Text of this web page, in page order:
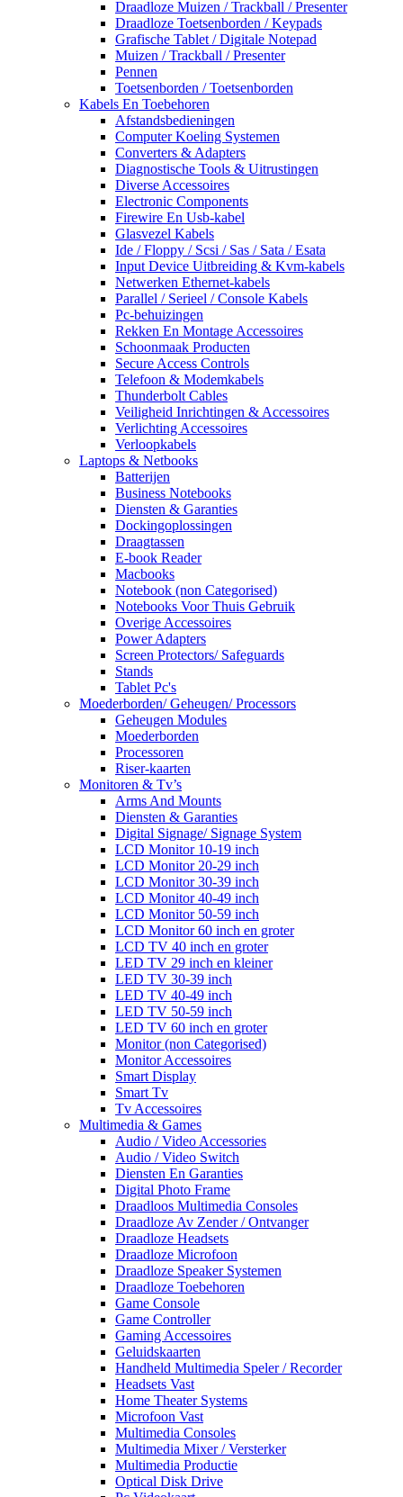
Draadloze Muizen / Trackball / Presenter
Draadloze Toetsenborden / Keypads
Grafische Tablet / Digitale Notepad
Muizen / Trackball / Presenter
Pennen
Toetsenborden / Toetsenborden
Kabels En Toebehoren
Afstandsbedieningen
Computer Koeling Systemen
Converters & Adapters
Diagnostische Tools & Uitrustingen
Diverse Accessoires
Electronic Components
Firewire En Usb-kabel
Glasvezel Kabels
Ide / Floppy / Scsi / Sas / Sata / Esata
Input Device Uitbreiding & Kvm-kabels
Netwerken Ethernet-kabels
Parallel / Serieel / Console Kabels
Pc-behuizingen
Rekken En Montage Accessoires
Schoonmaak Producten
Secure Access Controls
Telefoon & Modemkabels
Thunderbolt Cables
Veiligheid Inrichtingen & Accessoires
Verlichting Accessoires
Verloopkabels
Laptops & Netbooks
Batterijen
Business Notebooks
Diensten & Garanties
Dockingoplossingen
Draagtassen
E-book Reader
Macbooks
Notebook (non Categorised)
Notebooks Voor Thuis Gebruik
Overige Accessoires
Power Adapters
Screen Protectors/ Safeguards
Stands
Tablet Pc's
Moederborden/ Geheugen/ Processors
Geheugen Modules
Moederborden
Processoren
Riser-kaarten
Monitoren & Tv’s
Arms And Mounts
Diensten & Garanties
Digital Signage/ Signage System
LCD Monitor 10-19 inch
LCD Monitor 20-29 inch
LCD Monitor 30-39 inch
LCD Monitor 40-49 inch
LCD Monitor 50-59 inch
LCD Monitor 60 inch en groter
LCD TV 40 inch en groter
LED TV 29 inch en kleiner
LED TV 30-39 inch
LED TV 40-49 inch
LED TV 50-59 inch
LED TV 60 inch en groter
Monitor (non Categorised)
Monitor Accessoires
Smart Display
Smart Tv
Tv Accessoires
Multimedia & Games
Audio / Video Accessories
Audio / Video Switch
Diensten En Garanties
Digital Photo Frame
Draadloos Multimedia Consoles
Draadloze Av Zender / Ontvanger
Draadloze Headsets
Draadloze Microfoon
Draadloze Speaker Systemen
Draadloze Toebehoren
Game Console
Game Controller
Gaming Accessoires
Geluidskaarten
Handheld Multimedia Speler / Recorder
Headsets Vast
Home Theater Systems
Microfoon Vast
Multimedia Consoles
Multimedia Mixer / Versterker
Multimedia Productie
Optical Disk Drive